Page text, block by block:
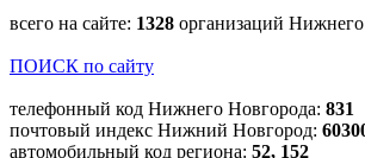
всего на сайте: 1328 организаций
ПОИСК по сайту
телефонный код Нижнего Новгорода: 831
почтовый индекс Нижний Новгород:
автомобильный код региона: 52, 152